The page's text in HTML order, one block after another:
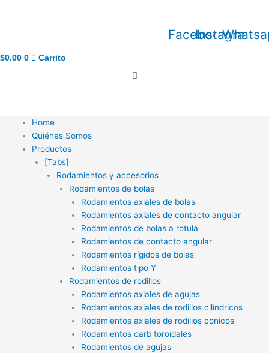
Facebook
Instagram
$0.00 0 Carrito
Home
Quiénes Somos
Productos
[Tabs]
Rodamientos y accesorios
Rodamientos de bolas
Rodamientos axiales de bolas
Rodamientos axiales de contacto angular
Rodamientos de bolas a rotula
Rodamientos de contacto angular
Rodamientos rígidos de bolas
Rodamientos tipo Y
Rodamientos de rodillos
Rodamientos axiales de agujas
Rodamientos axiales de rodillos cilíndricos
Rodamientos axiales de rodillos conicos
Rodamientos carb toroidales
Rodamientos de agujas